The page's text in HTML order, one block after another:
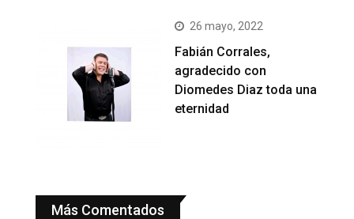
26 mayo, 2022
Fabián Corrales,
agradecido con
Diomedes Diaz toda una
eternidad
Más Comentados